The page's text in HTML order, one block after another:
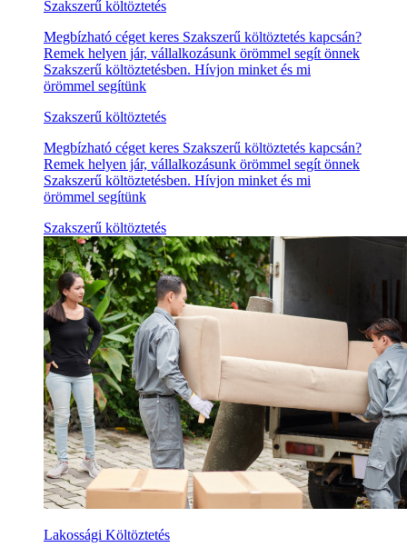
Szakszerű költöztetés
Megbízható céget keres Szakszerű költöztetés kapcsán?
Remek helyen jár, vállalkozásunk örömmel segít önnek
Szakszerű költöztetésben. Hívjon minket és mi
örömmel segítünk
Szakszerű költöztetés
Megbízható céget keres Szakszerű költöztetés kapcsán?
Remek helyen jár, vállalkozásunk örömmel segít önnek
Szakszerű költöztetésben. Hívjon minket és mi
örömmel segítünk
Szakszerű költöztetés
Lakossági Költöztetés